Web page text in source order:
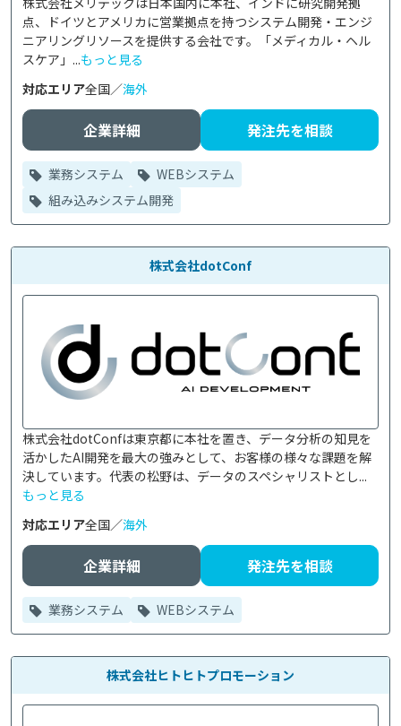
点、ドイツとアメリカに営業拠点を持つシステム開発・エンジ
ニアリングリソースを提供する会社です。「メディカル・ヘル
スケア」...もっと見る
対応エリア全国／海外
企業詳細 発注先を相談
業務システム
WEBシステム
組み込みシステム開発
株式会社dotConf
株式会社dotConfは東京都に本社を置き、データ分析の知見を
活かしたAI開発を最大の強みとして、お客様の様々な課題を解
決しています。代表の松野は、データのスペシャリストとし...
もっと見る
対応エリア全国／海外
企業詳細 発注先を相談
業務システム WEBシステム
株式会社ヒトヒトプロモーション